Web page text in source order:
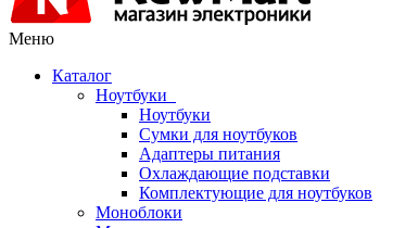
Меню
Каталог
Ноутбуки
Ноутбуки
Сумки для ноутбуков
Адаптеры питания
Охлаждающие подставки
Комплектующие для ноутбуков
Моноблоки